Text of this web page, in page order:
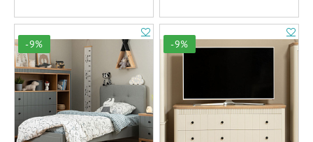
-9% -9%